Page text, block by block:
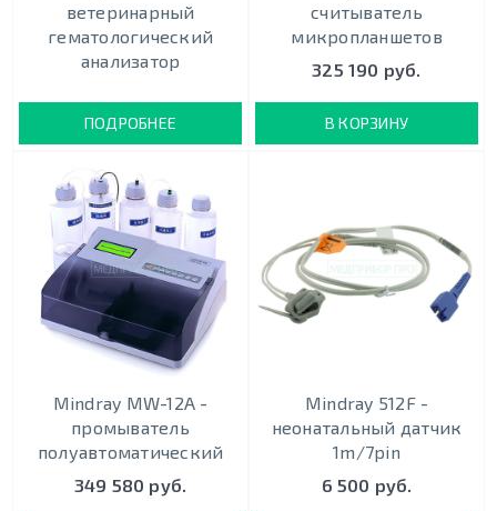
ветеринарный
гематологический
анализатор
ПОДРОБНЕЕ
считыватель
микропланшетов
325 190 руб.
В КОРЗИНУ
Mindray MW-12A -
промыватель
полуавтоматический
349 580 руб.
Mindray 512F -
неонатальный датчик
1m/7pin
6 500 руб.